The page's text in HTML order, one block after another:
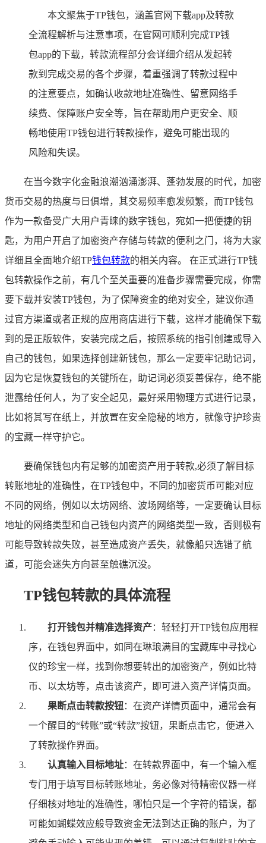
本文聚焦于TP钱包，涵盖官网下载app及转款
全流程解析与注意事项，在官网可顺利完成TP钱
包app的下载，转款流程部分会详细介绍从发起转
款到完成交易的各个步骤，着重强调了转款过程中
的注意要点，如确认收款地址准确性、留意网络手
续费、保障账户安全等，旨在帮助用户更安全、顺
畅地使用TP钱包进行转款操作，避免可能出现的
风险和失误。
在当今数字化金融浪潮汹涌澎湃、蓬勃发展的时代，加密
货币交易的热度与日俱增，其交易频率愈发频繁，而TP钱包
作为一款备受广大用户青睐的数字钱包，宛如一把便捷的钥
匙，为用户开启了加密资产存储与转款的便利之门，将为大家
详细且全面地介绍TP钱包转款的相关内容。 在正式进行TP钱
包转款操作之前，有几个至关重要的准备步骤需要完成，你需
要下载并安装TP钱包，为了保障资金的绝对安全，建议你通
过官方渠道或者正规的应用商店进行下载，这样才能确保下载
到的是正版软件，安装完成之后，按照系统的指引创建或导入
自己的钱包，如果选择创建新钱包，那么一定要牢记助记词，
因为它是恢复钱包的关键所在，助记词必须妥善保存，绝不能
泄露给任何人，为了安全起见，最好采用物理方式进行记录，
比如将其写在纸上，并放置在安全隐秘的地方，就像守护珍贵
的宝藏一样守护它。
要确保钱包内有足够的加密资产用于转款,必须了解目标
转账地址的准确性，在TP钱包中，不同的加密货币可能对应
不同的网络，例如以太坊网络、波场网络等，一定要确认目标
地址的网络类型和自己钱包内资产的网络类型一致，否则极有
可能导致转款失败，甚至造成资产丢失，就像船只选错了航
道，可能会迷失方向甚至触礁沉没。
TP钱包转款的具体流程
打开钱包并精准选择资产：轻轻打开TP钱包应用程
序，在钱包界面中，如同在琳琅满目的宝藏库中寻找心
仪的珍宝一样，找到你想要转出的加密资产，例如比特
币、以太坊等，点击该资产，即可进入资产详情页面。
果断点击转款按钮：在资产详情页面中，通常会有
一个醒目的“转账”或“转款”按钮，果断点击它，便进入
了转款操作界面。
认真输入目标地址：在转款界面中，有一个输入框
专门用于填写目标转账地址，务必像对待精密仪器一样
仔细核对地址的准确性，哪怕只是一个字符的错误，都
可能如蝴蝶效应般导致资金无法到达正确的账户，为了